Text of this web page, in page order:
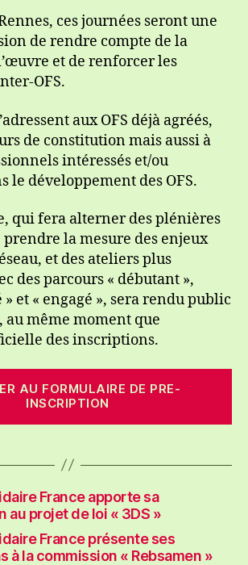
ces journées seront une
de rendre compte de la
et de renforcer les
OFS.
aux OFS déjà agréés,
de constitution mais aussi à
intéressés et/ou
le développement des OFS.
qui fera alterner des plénières
la mesure des enjeux
et des ateliers plus
des parcours « débutant »,
et « engagé », sera rendu public
même moment que
des inscriptions.
AU FORMULAIRE DE PRE-
INSCRIPTION
France apporte sa
au projet de loi « 3DS »
France présente ses
à la commission « Rebsamen »